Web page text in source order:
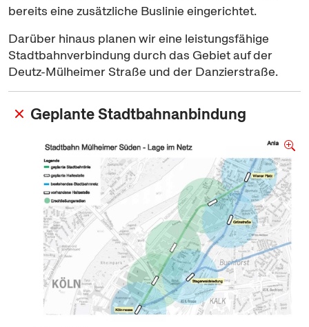
bereits eine zusätzliche Buslinie eingerichtet.
Darüber hinaus planen wir eine leistungsfähige
Stadtbahnverbindung durch das Gebiet auf der
Deutz-Mülheimer Straße und der Danzierstraße.
Geplante Stadtbahnanbindung